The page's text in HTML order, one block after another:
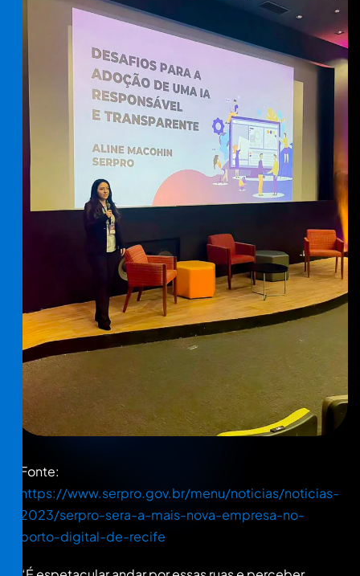
Fonte:
https://www.serpro.gov.br/menu/noticias/noticias-
2023/serpro-sera-a-mais-nova-empresa-no-
porto-digital-de-recife